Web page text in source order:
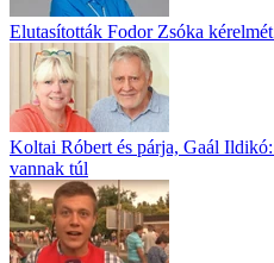
Elutasították Fodor Zsóka
Koltai Róbert és párja, Gaál
vannak túl